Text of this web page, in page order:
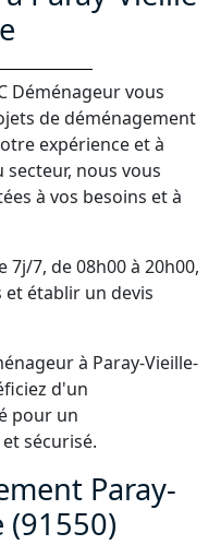
Déménageur vous
de déménagement
expérience et à
nous vous
à vos besoins et à
7, de 08h00 à 20h00,
établir un devis
à Paray-Vieille-
d'un
pour un
sécurisé.
Paray-
(91550)